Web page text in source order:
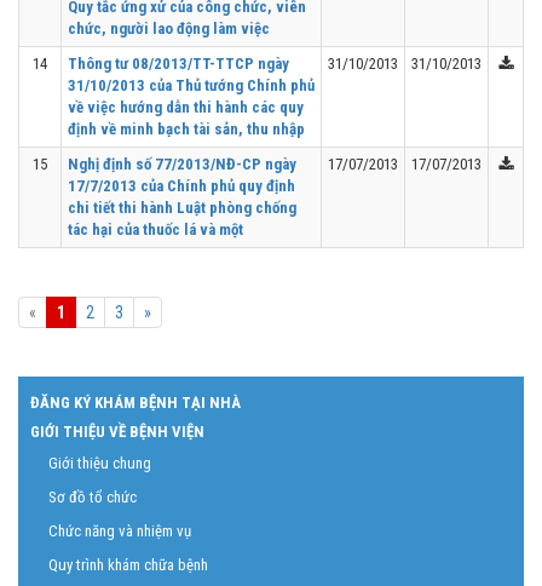
Quy tắc ứng xử của công chức, viên
chức, người lao động làm việc
14
Thông tư 08/2013/TT-TTCP ngày
31/10/2013 của Thủ tướng Chính phủ
về việc hướng dẫn thi hành các quy
định về minh bạch tài sản, thu nhập
31/10/2013 31/10/2013
15
Nghị định số 77/2013/NĐ-CP ngày
17/7/2013 của Chính phủ quy định
chi tiết thi hành Luật phòng chống
tác hại của thuốc lá và một
17/07/2013 17/07/2013
« Previous
1 2 3 »Next
ĐĂNG KÝ KHÁM BỆNH TẠI NHÀ
GIỚI THIỆU VỀ BỆNH VIỆN
Giới thiệu chung
Sơ đồ tổ chức
Chức năng và nhiệm vụ
Quy trình khám chữa bệnh